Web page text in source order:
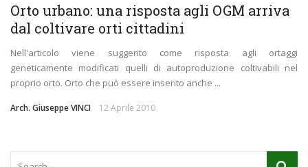
Orto urbano: una risposta agli OGM arriva
dal coltivare orti cittadini
Nell'articolo viene suggerito come risposta agli ortaggi
geneticamente modificati quelli di autoproduzione coltivabili nel
proprio orto. Orto che può essere inserito anche ...
Arch. Giuseppe VINCI 12 Aprile 2010